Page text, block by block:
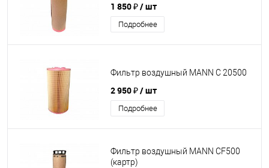
1 850 ₽/ шт
Подробнее
Фильтр воздушный MANN C 20500
2 950 ₽/ шт
Подробнее
Фильтр воздушный MANN CF500
(картр)